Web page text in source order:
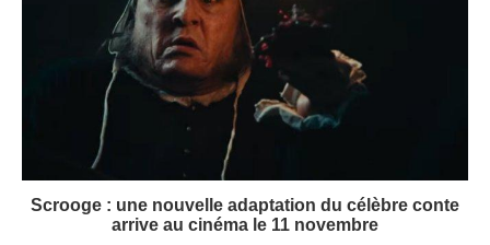
Scrooge : une nouvelle adaptation du célèbre conte
arrive au cinéma le 11 novembre